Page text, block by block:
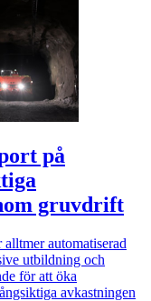
på
gruvdrift
automatiserad
utbildning och
för att öka
avkastningen